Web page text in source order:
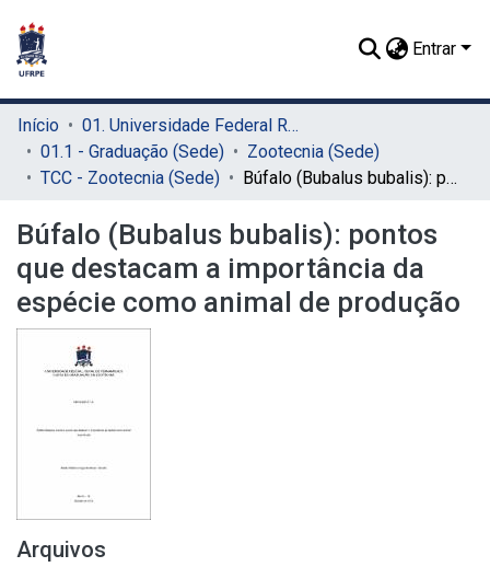
Entrar
Início
01. Universidade Federal Rural de Pernambuco - UFRPE (Sede)
01.1 - Graduação (Sede)
Zootecnia (Sede)
TCC - Zootecnia (Sede)
Búfalo (Bubalus bubalis): pontos que destacam a importância da espécie como animal de produção
Búfalo (Bubalus bubalis): pontos
que destacam a importância da
espécie como animal de produção
Arquivos